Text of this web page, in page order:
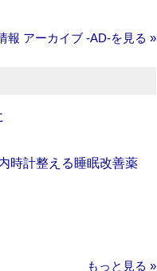
報 アーカイブ ‐AD‐を見る »
時計整える睡眠改善薬
もっと見る »